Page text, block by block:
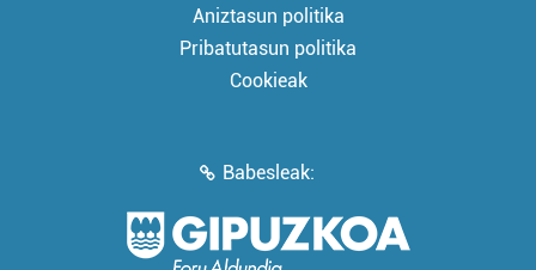
Aniztasun politika
Pribatutasun politika
Cookieak
Babesleak: